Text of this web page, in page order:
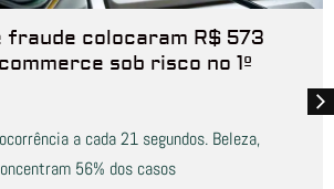
fraude colocaram R$ 573
sob risco no 1º
a cada 21 segundos. Beleza,
56% dos casos